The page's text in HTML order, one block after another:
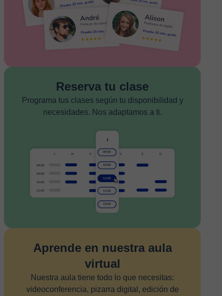
Reserva tu clase
Programa tus clases según tu disponibilidad y
necesidades. Nos adaptamos a ti.
Aprende en nuestra aula
virtual
Nuestra aula tiene todo lo que necesitas:
videoconferencia, pizarra digital, edición de